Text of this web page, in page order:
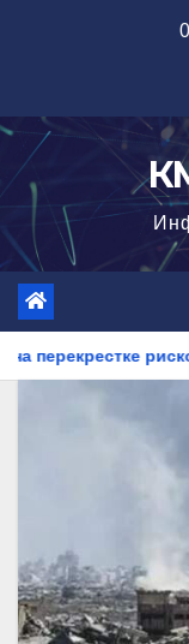
В Пятигорске